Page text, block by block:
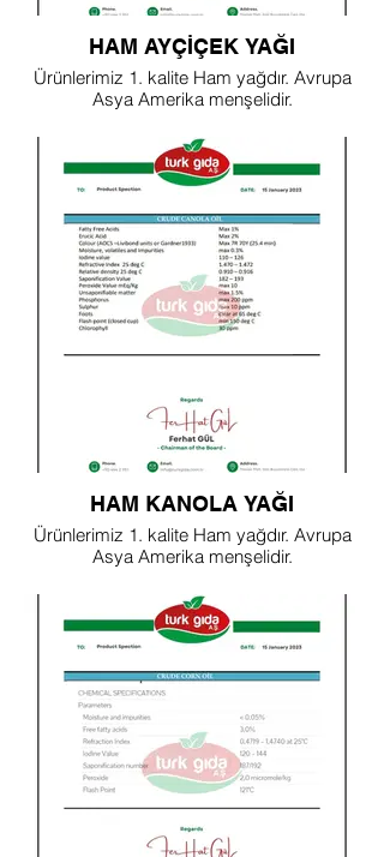
HAM AYÇİÇEK YAĞI
Ürünlerimiz 1. kalite Ham yağdır. Avrupa
Asya Amerika menşelidir.
HAM KANOLA YAĞI
Ürünlerimiz 1. kalite Ham yağdır. Avrupa
Asya Amerika menşelidir.